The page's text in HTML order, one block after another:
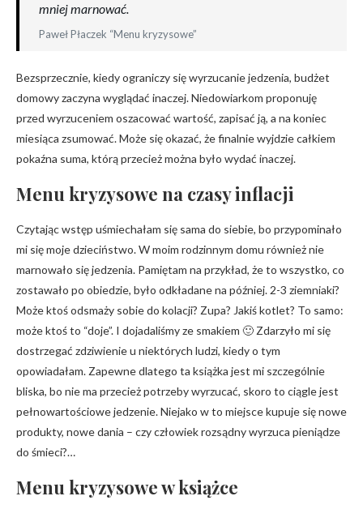
mniej marnować.
Paweł Płaczek “Menu kryzysowe”
Bezsprzecznie, kiedy ograniczy się wyrzucanie jedzenia, budżet
domowy zaczyna wyglądać inaczej. Niedowiarkom proponuję
przed wyrzuceniem oszacować wartość, zapisać ją, a na koniec
miesiąca zsumować. Może się okazać, że finalnie wyjdzie całkiem
pokaźna suma, którą przecież można było wydać inaczej.
Menu kryzysowe na czasy inflacji
Czytając wstęp uśmiechałam się sama do siebie, bo przypominało
mi się moje dzieciństwo. W moim rodzinnym domu również nie
marnowało się jedzenia. Pamiętam na przykład, że to wszystko, co
zostawało po obiedzie, było odkładane na później. 2-3 ziemniaki?
Może ktoś odsmaży sobie do kolacji? Zupa? Jakiś kotlet? To samo:
może ktoś to “doje”. I dojadaliśmy ze smakiem 🙂 Zdarzyło mi się
dostrzegać zdziwienie u niektórych ludzi, kiedy o tym
opowiadałam. Zapewne dlatego ta książka jest mi szczególnie
bliska, bo nie ma przecież potrzeby wyrzucać, skoro to ciągle jest
pełnowartościowe jedzenie. Niejako w to miejsce kupuje się nowe
produkty, nowe dania – czy człowiek rozsądny wyrzuca pieniądze
do śmieci?…
Menu kryzysowe w książce